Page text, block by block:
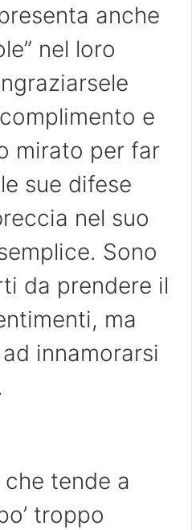
anche
nel loro
e
mirato per far
sue difese
nel suo
Sono
da prendere il
ma
innamorarsi
tende a
troppo